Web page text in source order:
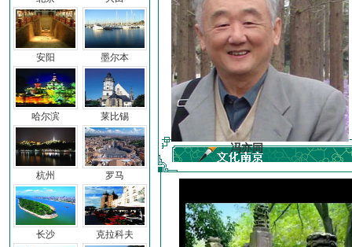
安阳
哈尔滨
杭州
长沙
墨尔本
莱比锡
罗马
克拉科夫
子 冯亦同